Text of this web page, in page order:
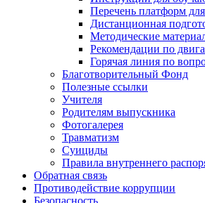
Перечень платформ
Дистанционная
Методические
Рекомендации по
Горячая линия по
Благотворительный Фонд
Полезные ссылки
Учителя
Родителям выпускника
Фотогалерея
Травматизм
Суициды
Правила внутреннего
Обратная связь
Противодействие коррупции